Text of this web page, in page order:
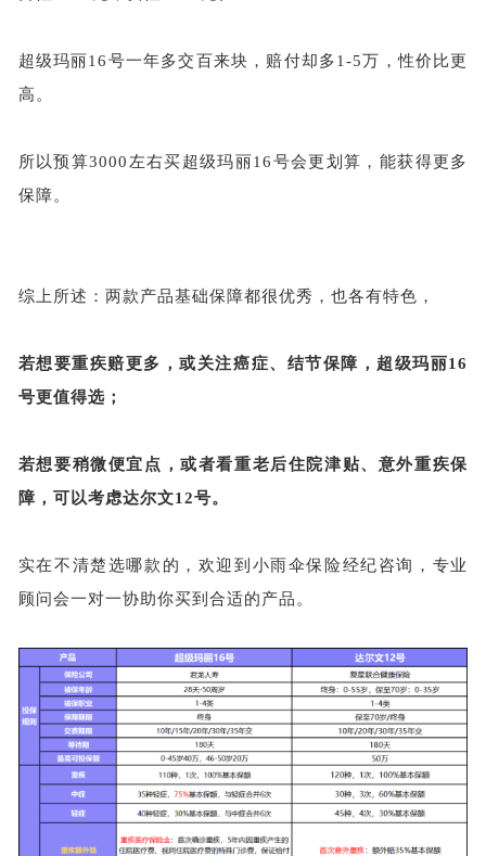
超级玛丽16号一年多交百来块，赔付却多1-5万，性价比更
高。
所以预算3000左右买超级玛丽16号会更划算，能获得更多
保障。
综上所述：两款产品基础保障都很优秀，也各有特色，
若想要重疾赔更多，或关注癌症、结节保障，超级玛丽16
号更值得选；
若想要稍微便宜点，或者看重老后住院津贴、意外重疾保
障，可以考虑达尔文12号。
实在不清楚选哪款的，欢迎到小雨伞保险经纪咨询，专业
顾问会一对一协助你买到合适的产品。